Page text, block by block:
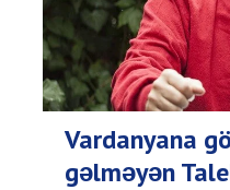
Vardanyana
gəlməyən